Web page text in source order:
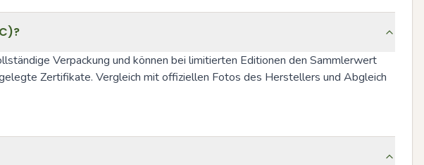
Verpackung und können bei limitierten Editionen den Sammlerwert
Zertifikate. Vergleich mit offiziellen Fotos des Herstellers und Abgleich